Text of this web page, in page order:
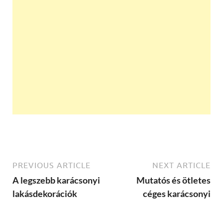
PREVIOUS ARTICLE
A legszebb karácsonyi
lakásdekorációk
NEXT ARTICLE
Mutatós és ötletes
céges karácsonyi